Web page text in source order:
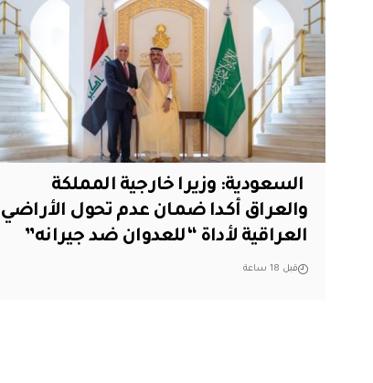
‏ السعودية: وزيرا خارجية المملكة
والعراق أكدا ضمان عدم تحول الأراضي
العراقية لأداة “للعدوان ضد جيرانه”
قبل 18 ساعة